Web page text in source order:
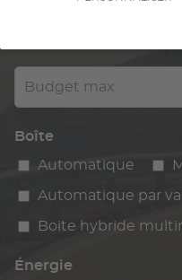
Budget max
Boîte
Automatique
Automatique par
Boite hybride
Énergie